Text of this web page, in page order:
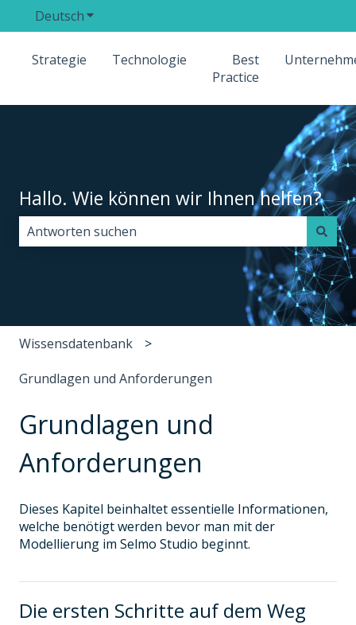
DeutschUntermenü für Übersetzungen anzeigen
Strategie Technologie
Best
Practice
Hallo. Wie können wir Ihnen helfen?
Es gibt keine Vorschläge, da das Suchfeld leer ist.
Wissensdatenbank
Grundlagen und Anforderungen
Grundlagen und
Anforderungen
Dieses Kapitel beinhaltet essentielle Informationen,
welche benötigt werden bevor man mit der
Modellierung im Selmo Studio beginnt.
Die ersten Schritte auf dem Weg